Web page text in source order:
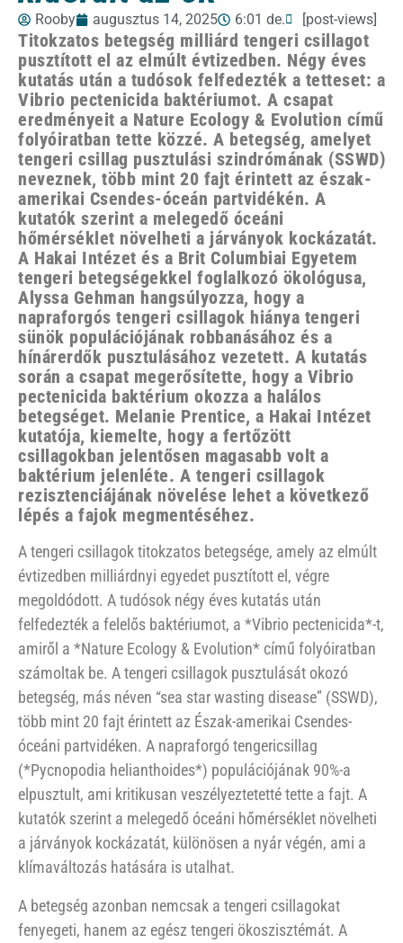
Rooby augusztus 14, 2025 6:01 de. [post-views]
Titokzatos betegség milliárd tengeri csillagot
pusztított el az elmúlt évtizedben. Négy éves
kutatás után a tudósok felfedezték a tetteset: a
Vibrio pectenicida baktériumot. A csapat
eredményeit a Nature Ecology & Evolution című
folyóiratban tette közzé. A betegség, amelyet
tengeri csillag pusztulási szindrómának (SSWD)
neveznek, több mint 20 fajt érintett az észak-
amerikai Csendes-óceán partvidékén. A
kutatók szerint a melegedő óceáni
hőmérséklet növelheti a járványok kockázatát.
A Hakai Intézet és a Brit Columbiai Egyetem
tengeri betegségekkel foglalkozó ökológusa,
Alyssa Gehman hangsúlyozza, hogy a
napraforgós tengeri csillagok hiánya tengeri
sünök populációjának robbanásához és a
hínárerdők pusztulásához vezetett. A kutatás
során a csapat megerősítette, hogy a Vibrio
pectenicida baktérium okozza a halálos
betegséget. Melanie Prentice, a Hakai Intézet
kutatója, kiemelte, hogy a fertőzött
csillagokban jelentősen magasabb volt a
baktérium jelenléte. A tengeri csillagok
rezisztenciájának növelése lehet a következő
lépés a fajok megmentéséhez.
A tengeri csillagok titokzatos betegsége, amely az elmúlt
évtizedben milliárdnyi egyedet pusztított el, végre
megoldódott. A tudósok négy éves kutatás után
felfedezték a felelős baktériumot, a *Vibrio pectenicida*-t,
amiről a *Nature Ecology & Evolution* című folyóiratban
számoltak be. A tengeri csillagok pusztulását okozó
betegség, más néven “sea star wasting disease” (SSWD),
több mint 20 fajt érintett az Észak-amerikai Csendes-
óceáni partvidéken. A napraforgó tengericsillag
(*Pycnopodia helianthoides*) populációjának 90%-a
elpusztult, ami kritikusan veszélyeztetetté tette a fajt. A
kutatók szerint a melegedő óceáni hőmérséklet növelheti
a járványok kockázatát, különösen a nyár végén, ami a
klímaváltozás hatására is utalhat.
A betegség azonban nemcsak a tengeri csillagokat
fenyegeti, hanem az egész tengeri ökoszisztémát. A